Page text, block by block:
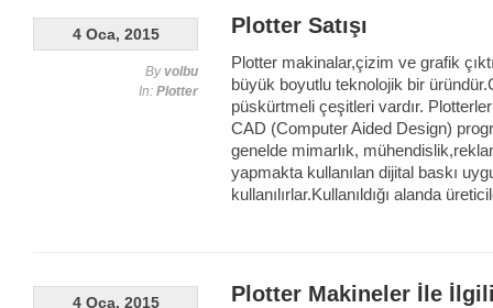
Plotter Satışı
Plotter makinalar,çizim ve grafik
büyük boyutlu teknolojik bir
püskürtmeli çeşitleri vardır.
CAD (Computer Aided Design)
genelde mimarlık,
yapmakta kullanılan dijital baskı
kullanılırlar.Kullanıldığı alanda
4 Oca, 2015
Byvolbu
In: Plotter
Plotter Makineler İle
4 Oca, 2015